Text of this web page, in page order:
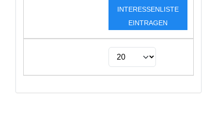
INTERESSENLISTE
EINTRAGEN